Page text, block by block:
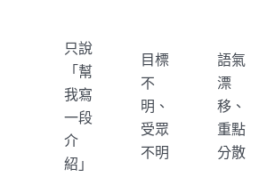
只說
「幫
我寫
一段
介
紹」
目標
不
明、
受眾
不明
語氣
漂
移、
重點
分散